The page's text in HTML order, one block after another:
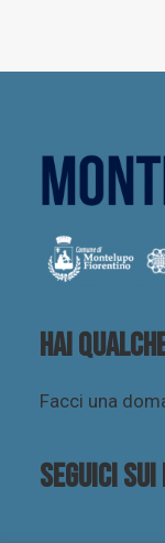
Hai
Facci una
Seguici